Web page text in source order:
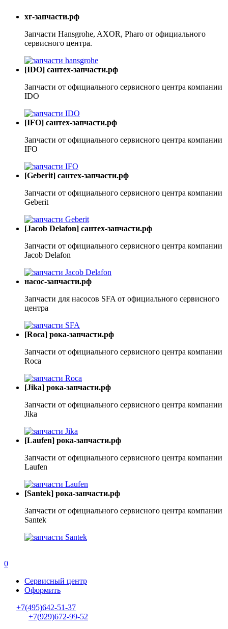
хг-запчасти.рф
Запчасти Hansgrohe, AXOR, Pharo от официального
сервисного центра.
[IDO] сантех-запчасти.рф
Запчасти от официального сервисного центра компании
IDO
[IFO] сантех-запчасти.рф
Запчасти от официального сервисного центра компании
IFO
[Geberit] сантех-запчасти.рф
Запчасти от официального сервисного центра компании
Geberit
[Jacob Delafon] сантех-запчасти.рф
Запчасти от официального сервисного центра компании
Jacob Delafon
насос-запчасти.рф
Запчасти для насосов SFA от официального сервисного
центра
[Roca] рока-запчасти.рф
Запчасти от официального сервисного центра компании
Roca
[Jika] рока-запчасти.рф
Запчасти от официального сервисного центра компании
Jika
[Laufen] рока-запчасти.рф
Запчасти от официального сервисного центра компании
Laufen
[Santek] рока-запчасти.рф
Запчасти от официального сервисного центра компании
Santek
0
Сервисный центр
Оформить
+7(495)642-51-37
+7(929)672-99-52